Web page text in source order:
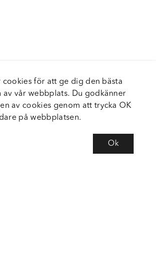
cookies för att ge dig den bästa
av vår webbplats. Du godkänner
av cookies genom att trycka OK
på webbplatsen.
Ok